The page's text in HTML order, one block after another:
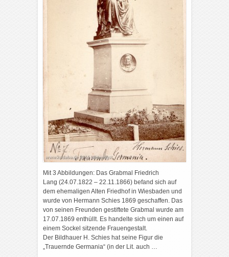
Mit 3 Abbildungen: Das Grabmal Friedrich
Lang (24.07.1822 – 22.11.1866) befand sich auf
dem ehemaligen Alten Friedhof in Wiesbaden und
wurde von Hermann Schies 1869 geschaffen. Das
von seinen Freunden gestiftete Grabmal wurde am
17.07.1869 enthüllt. Es handelte sich um einen auf
einem Sockel sitzende Frauengestalt.
Der Bildhauer H. Schies hat seine Figur die
„Trauernde Germania“ (in der Lit. auch …